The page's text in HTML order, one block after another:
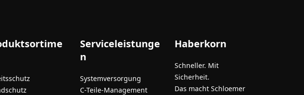
Serviceleistunge
n
Systemversorgung
C-Teile-Management
Haberkorn
Schneller. Mit
Sicherheit.
Das macht Schloemer